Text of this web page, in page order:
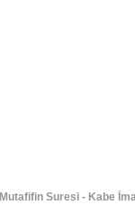
Mutafifin Suresi - Kabe